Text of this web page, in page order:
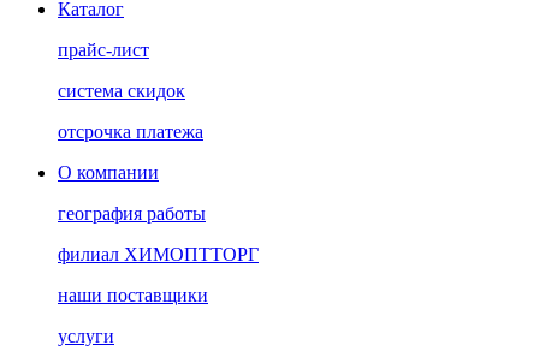
Каталог
прайс-лист
система скидок
отсрочка платежа
О компании
география работы
филиал ХИМОПТТОРГ
наши поставщики
услуги